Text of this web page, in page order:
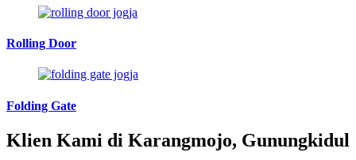
Rolling Door
Folding Gate
Klien Kami di Karangmojo, Gunungkidul